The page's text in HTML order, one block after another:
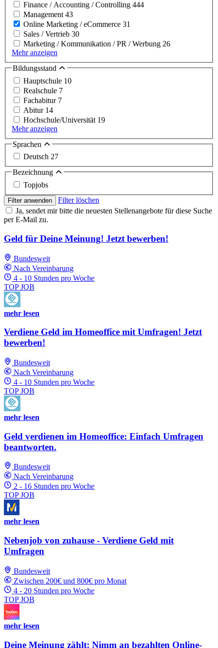
Finance / Accounting / Controlling 444
Management 43
Online Marketing / eCommerce 31
Sales / Vertrieb 30
Marketing / Kommunikation / PR / Werbung 26
Mehr anzeigen
Bildungsstand
Hauptschule 10
Realschule 7
Fachabitur 7
Abitur 14
Hochschule/Universität 19
Mehr anzeigen
Sprachen
Deutsch 27
Bezeichnung
Topjobs
Filter anwenden
Filter löschen
Ja, sendet mir bitte die neuesten Stellenangebote für diese Suche
per E-Mail zu.
Geld für Deine Meinung! Jetzt bewerben!
Bundesweit
Nach Vereinbarung
4 - 10 Stunden pro Woche
TOP JOB
mehr lesen
Verdiene Geld im Homeoffice mit Umfragen! Jetzt
bewerben!
Bundesweit
Nach Vereinbarung
4 - 10 Stunden pro Woche
TOP JOB
mehr lesen
Geld verdienen im Homeoffice: Einfach Umfragen
beantworten.
Bundesweit
Nach Vereinbarung
2 - 16 Stunden pro Woche
TOP JOB
mehr lesen
Nebenjob von zuhause - Verdiene Geld mit
Umfragen
Bundesweit
Zwischen 200€ und 800€ pro Monat
4 - 20 Stunden pro Woche
TOP JOB
mehr lesen
Deine Meinung zählt: Nimm an bezahlten Online-